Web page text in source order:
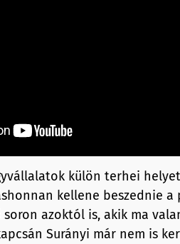
külön terhei
kellene beszednie
azoktól is, akik ma
Surányi már nem is